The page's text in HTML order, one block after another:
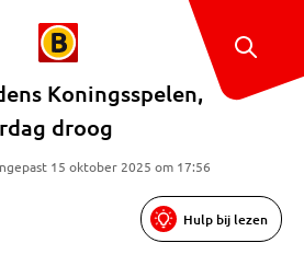
Koningsspelen,
droog
15 oktober 2025 om 17:56
Hulp bij lezen